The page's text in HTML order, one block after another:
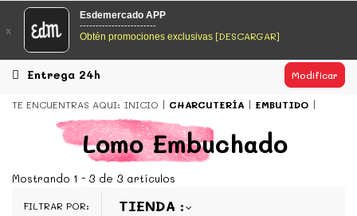
EsDeMercado.com
EsDeMercado.com
los mejores mercados de Barcelona y de productores
locales.
READ MORE
EsDeMercado.com
EsDeMercado.comte lleva a casa los mejores productos de
los mejores mercados de Barcelona y de productores
x
Esdemercado APP
------------------------
Obtén promociones exclusivas [DESCARGAR]
Entrega 24h Modificar
TE ENCUENTRAS AQUI: INICIO CHARCUTERÍA EMBUTIDO
Lomo Embuchado
Mostrando 1 - 3 de 3 artículos
FILTRAR POR: TIENDA